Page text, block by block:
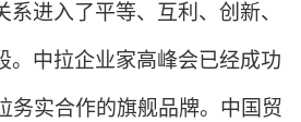
进入了平等、互利、创新、
。中拉企业家高峰会已经成功
务实合作的旗舰品牌。中国贸